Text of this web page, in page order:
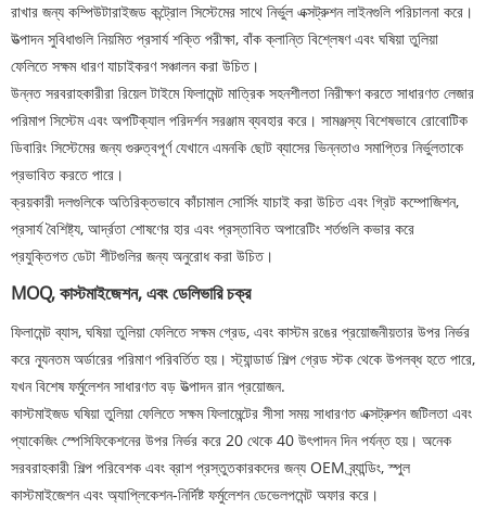
রাখার জন্য কম্পিউটারাইজড কন্ট্রোল সিস্টেমের সাথে নির্ভুল এক্সট্রুশন লাইনগুলি পরিচালনা করে।
উত্পাদন সুবিধাগুলি নিয়মিত প্রসার্য শক্তি পরীক্ষা, বাঁক ক্লান্তি বিশ্লেষণ এবং ঘষিয়া তুলিয়া
ফেলিতে সক্ষম ধারণ যাচাইকরণ সঞ্চালন করা উচিত।
উন্নত সরবরাহকারীরা রিয়েল টাইমে ফিলামেন্ট মাত্রিক সহনশীলতা নিরীক্ষণ করতে সাধারণত লেজার
পরিমাপ সিস্টেম এবং অপটিক্যাল পরিদর্শন সরঞ্জাম ব্যবহার করে। সামঞ্জস্য বিশেষভাবে রোবোটিক
ডিবারিং সিস্টেমের জন্য গুরুত্বপূর্ণ যেখানে এমনকি ছোট ব্যাসের ভিন্নতাও সমাপ্তির নির্ভুলতাকে
প্রভাবিত করতে পারে।
ক্রয়কারী দলগুলিকে অতিরিক্তভাবে কাঁচামাল সোর্সিং যাচাই করা উচিত এবং গ্রিট কম্পোজিশন,
প্রসার্য বৈশিষ্ট্য, আর্দ্রতা শোষণের হার এবং প্রস্তাবিত অপারেটিং শর্তগুলি কভার করে
প্রযুক্তিগত ডেটা শীটগুলির জন্য অনুরোধ করা উচিত।
MOQ, কাস্টমাইজেশন, এবং ডেলিভারি চক্র
ফিলামেন্ট ব্যাস, ঘষিয়া তুলিয়া ফেলিতে সক্ষম গ্রেড, এবং কাস্টম রঙের প্রয়োজনীয়তার উপর নির্ভর
করে ন্যূনতম অর্ডারের পরিমাণ পরিবর্তিত হয়। স্ট্যান্ডার্ড শিল্প গ্রেড স্টক থেকে উপলব্ধ হতে পারে,
যখন বিশেষ ফর্মুলেশন সাধারণত বড় উত্পাদন রান প্রয়োজন.
কাস্টমাইজড ঘষিয়া তুলিয়া ফেলিতে সক্ষম ফিলামেন্টের সীসা সময় সাধারণত এক্সট্রুশন জটিলতা এবং
প্যাকেজিং স্পেসিফিকেশনের উপর নির্ভর করে 20 থেকে 40 উৎপাদন দিন পর্যন্ত হয়। অনেক
সরবরাহকারী শিল্প পরিবেশক এবং ব্রাশ প্রস্তুতকারকদের জন্য OEM ব্র্যান্ডিং, স্পুল
কাস্টমাইজেশন এবং অ্যাপ্লিকেশন-নির্দিষ্ট ফর্মুলেশন ডেভেলপমেন্ট অফার করে।